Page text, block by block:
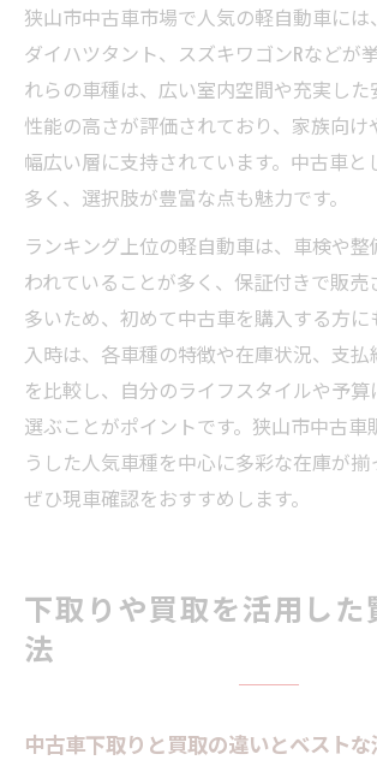
狭山市中古車市場で人気の軽自動車には
ダイハツタント、スズキワゴンRなどが
れらの車種は、広い室内空間や充実し
性能の高さが評価されており、家族向け
幅広い層に支持されています。中古車と
多く、選択肢が豊富な点も魅力です。
ランキング上位の軽自動車は、車検や
われていることが多く、保証付きで販売
多いため、初めて中古車を購入する方に
入時は、各車種の特徴や在庫状況、支
を比較し、自分のライフスタイルや予算
選ぶことがポイントです。狭山市中古車
うした人気車種を中心に多彩な在庫が揃
ぜひ現車確認をおすすめします。
下取りや買取を活用した
法
中古車下取りと買取の違いとベスト